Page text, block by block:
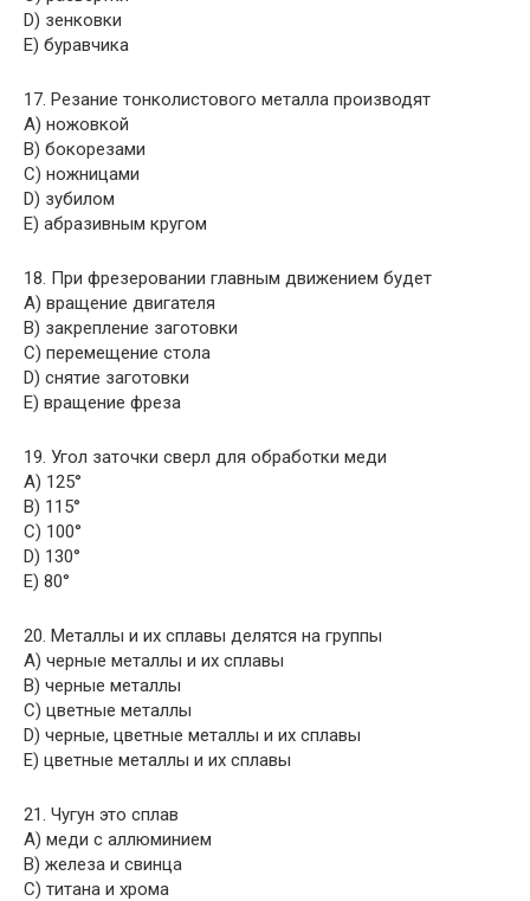
D) зенковки
E) буравчика
17. Резание тонколистового металла производят
A) ножовкой
B) бокорезами
C) ножницами
D) зубилом
E) абразивным кругом
18. При фрезеровании главным движением будет
A) вращение двигателя
B) закрепление заготовки
C) перемещение стола
D) снятие заготовки
E) вращение фреза
19. Угол заточки сверл для обработки меди
A) 125°
B) 115°
C) 100°
D) 130°
E) 80°
20. Металлы и их сплавы делятся на группы
A) черные металлы и их сплавы
B) черные металлы
C) цветные металлы
D) черные, цветные металлы и их сплавы
E) цветные металлы и их сплавы
21. Чугун это сплав
A) меди с аллюминием
B) железа и свинца
C) титана и хрома